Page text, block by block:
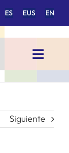
ES EUS EN
Toggle
Siguiente